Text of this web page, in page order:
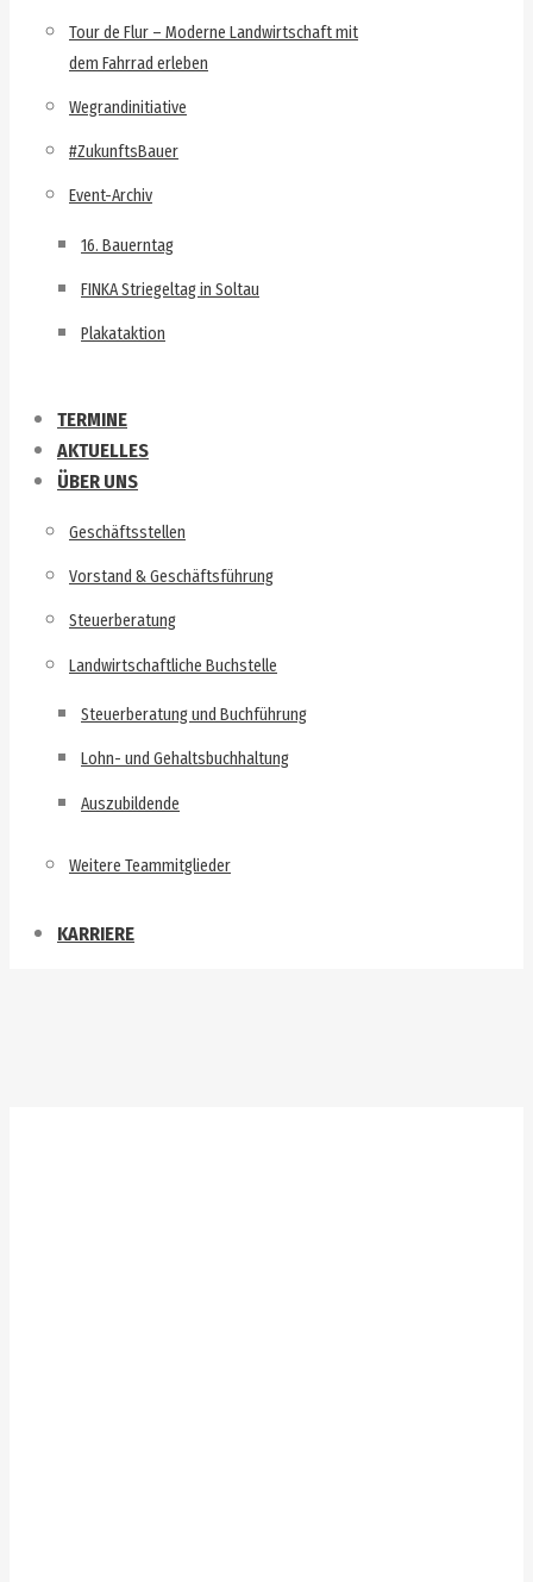
Tour de Flur – Moderne Landwirtschaft mit
dem Fahrrad erleben
Wegrandinitiative
#ZukunftsBauer
Event-Archiv
16. Bauerntag
FINKA Striegeltag in Soltau
Plakataktion
TERMINE
AKTUELLES
ÜBER UNS
Geschäftsstellen
Vorstand & Geschäftsführung
Steuerberatung
Landwirtschaftliche Buchstelle
Steuerberatung und Buchführung
Lohn- und Gehaltsbuchhaltung
Auszubildende
Weitere Teammitglieder
KARRIERE